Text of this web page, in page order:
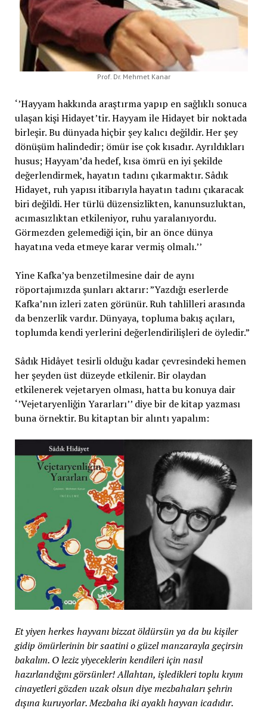
Prof. Dr. Mehmet Kanar
‘’Hayyam hakkında araştırma yapıp en sağlıklı sonuca
ulaşan kişi Hidayet’tir. Hayyam ile Hidayet bir noktada
birleşir. Bu dünyada hiçbir şey kalıcı değildir. Her şey
dönüşüm halindedir; ömür ise çok kısadır. Ayrıldıkları
husus; Hayyam’da hedef, kısa ömrü en iyi şekilde
değerlendirmek, hayatın tadını çıkarmaktır. Sâdık
Hidayet, ruh yapısı itibarıyla hayatın tadını çıkaracak
biri değildi. Her türlü düzensizlikten, kanunsuzluktan,
acımasızlıktan etkileniyor, ruhu yaralanıyordu.
Görmezden gelemediği için, bir an önce dünya
hayatına veda etmeye karar vermiş olmalı.’’
Yine Kafka’ya benzetilmesine dair de aynı
röportajımızda şunları aktarır: ”Yazdığı eserlerde
Kafka’nın izleri zaten görünür. Ruh tahlilleri arasında
da benzerlik vardır. Dünyaya, topluma bakış açıları,
toplumda kendi yerlerini değerlendirilişleri de öyledir.”
Sâdık Hidâyet tesirli olduğu kadar çevresindeki hemen
her şeyden üst düzeyde etkilenir. Bir olaydan
etkilenerek vejetaryen olması, hatta bu konuya dair
‘’Vejetaryenliğin Yararları’’ diye bir de kitap yazması
buna örnektir. Bu kitaptan bir alıntı yapalım:
Et yiyen herkes hayvanı bizzat öldürsün ya da bu kişiler
gidip ömürlerinin bir saatini o güzel manzarayla geçirsin
bakalım. O leziz yiyeceklerin kendileri için nasıl
hazırlandığını görsünler! Allahtan, işledikleri toplu kıyım
cinayetleri gözden uzak olsun diye mezbahaları şehrin
dışına kuruyorlar. Mezbaha iki ayaklı hayvan icadıdır.